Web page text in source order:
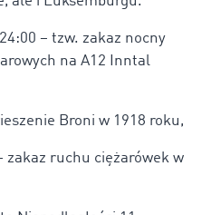
– tzw. zakaz nocny
na A12 Inntal
Broni w 1918 roku,
zakaz ruchu ciężarówek w